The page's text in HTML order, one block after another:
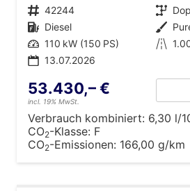
Fahrzeugnr. 42244 Getriebe
Kraftstoff Diesel Außenfarbe
Leistung 110 kW (150 PS) Kilometerstand
13.07.2026
53.430,– €
incl. 19% MwSt.
Verbrauch kombiniert: 6,30 l/
CO2-Klasse: F
CO2-Emissionen: 166,00 g/km